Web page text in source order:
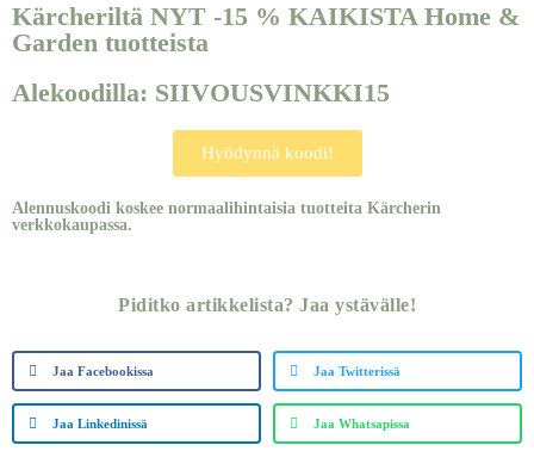
Kärcheriltä NYT -15 % KAIKISTA Home &
Garden tuotteista
Alekoodilla: SIIVOUSVINKKI15
Hyödynnä koodi!
Alennuskoodi koskee normaalihintaisia tuotteita Kärcherin
verkkokaupassa.
Piditko artikkelista? Jaa ystävälle!
Jaa Facebookissa Jaa Twitterissä
Jaa Linkedinissä Jaa Whatsapissa